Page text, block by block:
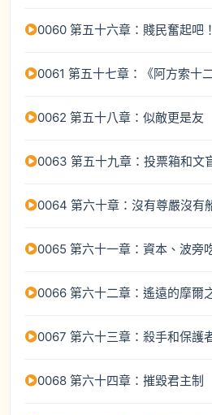
0060 第五十六章：賤民奮起吧！
0061 第五十七章：《阿方索十
0062 第五十八章：似敵更是友
0063 第五十九章：投票箱和文
0064 第六十章：沒有尊嚴沒有
0065 第六十一章：資本、波旁
0066 第六十二章：遙遠的摩爾
0067 第六十三章：殺手和保護
0068 第六十四章：摧毀君主制